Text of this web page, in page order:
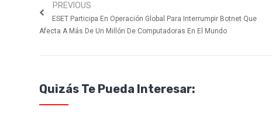
PREVIOUS
ESET Participa En Operación Global Para Interrumpir Botnet Que
Afecta A Más De Un Millón De Computadoras En El Mundo
Quizás Te Pueda Interesar: